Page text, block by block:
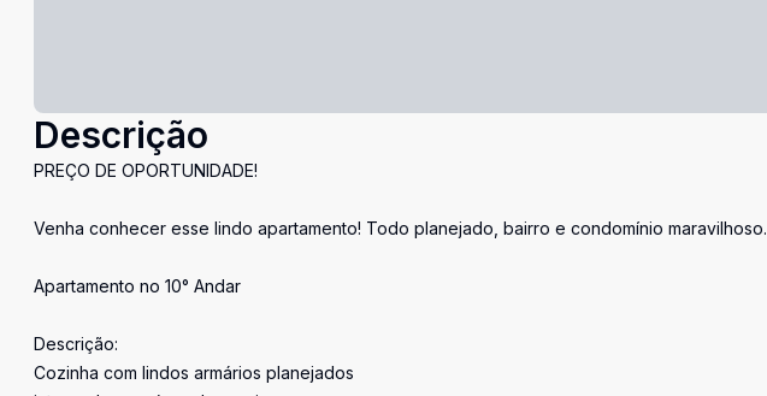
Descrição
PREÇO DE OPORTUNIDADE!
Venha conhecer esse lindo apartamento! Todo planejado, bairro e condomínio maravilhoso.
Apartamento no 10° Andar
Descrição:
Cozinha com lindos armários planejados